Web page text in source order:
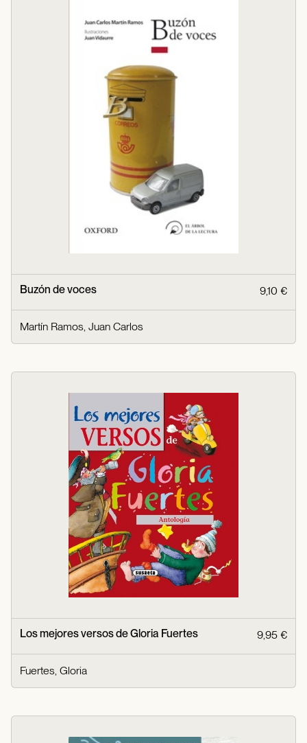
Buzón de voces 9,10 €
Martín Ramos, Juan Carlos
Los mejores versos de Gloria Fuertes 9,95 €
Fuertes, Gloria